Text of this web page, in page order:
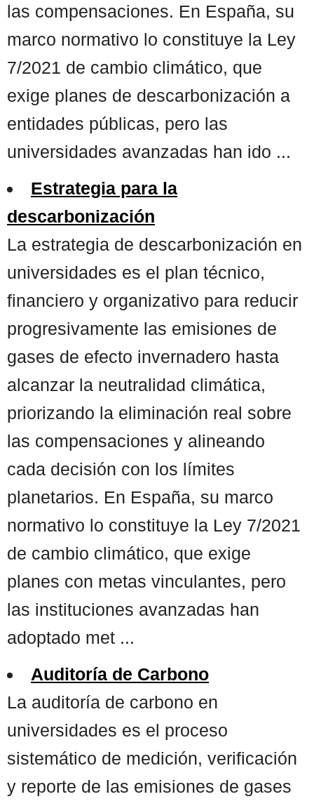
las compensaciones. En España, su
marco normativo lo constituye la Ley
7/2021 de cambio climático, que
exige planes de descarbonización a
entidades públicas, pero las
universidades avanzadas han ido ...
Estrategia para la
descarbonización
La estrategia de descarbonización en
universidades es el plan técnico,
financiero y organizativo para reducir
progresivamente las emisiones de
gases de efecto invernadero hasta
alcanzar la neutralidad climática,
priorizando la eliminación real sobre
las compensaciones y alineando
cada decisión con los límites
planetarios. En España, su marco
normativo lo constituye la Ley 7/2021
de cambio climático, que exige
planes con metas vinculantes, pero
las instituciones avanzadas han
adoptado met ...
Auditoría de Carbono
La auditoría de carbono en
universidades es el proceso
sistemático de medición, verificación
y reporte de las emisiones de gases